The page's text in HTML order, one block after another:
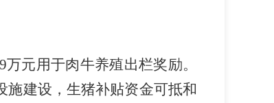
元用于肉牛养殖出栏奖励。
施建设，生猪补贴资金可抵和